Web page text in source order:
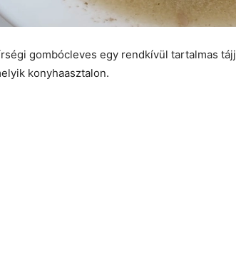
gombócleves egy rendkívül tartalmas
konyhaasztalon.